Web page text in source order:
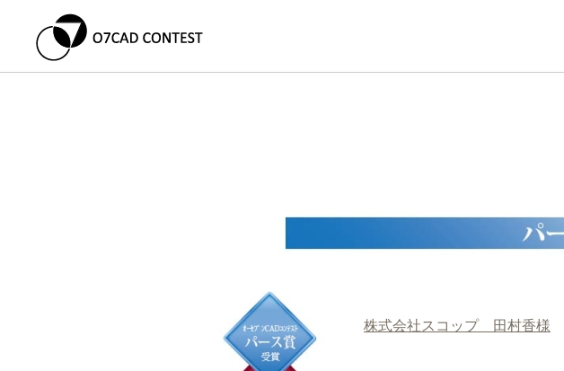
株式会社スコップ 田村香様